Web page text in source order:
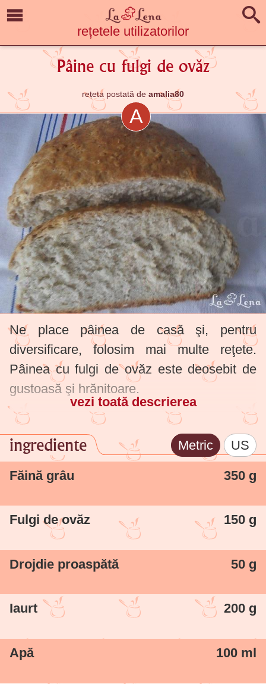
rețetele utilizatorilor
Pâine cu fulgi de ovăz
rețeta postată de amalia80
A
Ne place pâinea de casă şi, pentru
diversificare, folosim mai multe reţete.
Pâinea cu fulgi de ovăz este deosebit de
gustoasă şi hrănitoare.
vezi toată descrierea
ingrediente Metric US
Făină grâu 350 g
Fulgi de ovăz 150 g
Drojdie proaspătă 50 g
Iaurt 200 g
Apă 100 ml